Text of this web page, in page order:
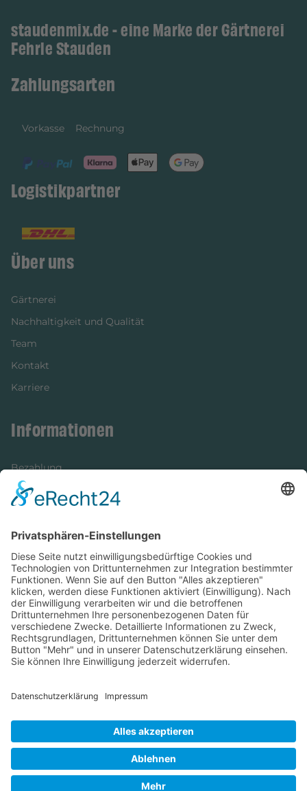
staudenmix.de - eine Marke der Gärtnerei
Fehrle Stauden
Zahlungsarten
Vorkasse Rechnung
Logistikpartner
Über uns
Gärtnerei
Nachhaltigkeit und Qualität
Team
Kontakt
Karriere
Informationen
Bezahlung
Newsletter
Versandinformationen
Verfügbarkeit/Verträglichkeit
Rechtliches
Widerrufsrecht und Widerrufsformular
Impressum
Datenschutzerklärung
Cookie-Einstellungen
AGB
Streitbeilegungsstelle
Vertrag widerrufen